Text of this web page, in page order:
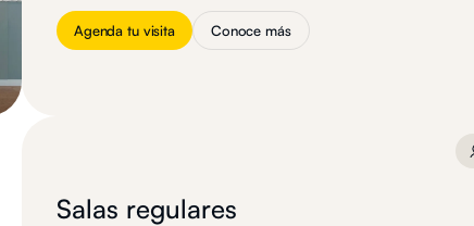
Agenda tu visita Conoce más
Salas regulares